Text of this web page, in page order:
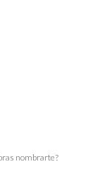
nombrarte?